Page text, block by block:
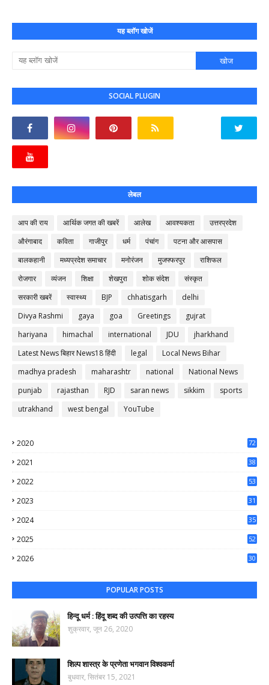
यह ब्लॉग खोजें
SOCIAL PLUGIN
लेबल
आप की राय आर्थिक जगत की खबरें आलेख आवश्यकता
उत्तरप्रदेश
औरंगाबाद
कविता गाजीपुर धर्म पंचांग
पटना और आसपास
बालकहानी
मध्यप्रदेश समाचार मनोरंजन मुजफ्फरपुर
राशिफल
रोजगार
व्यंजन शिक्षा शेखपुरा शोक संदेश
संस्कृत
सरकारी खबरें
स्वास्थ्य BJP chhatisgarh
delhi
Divya Rashmi
gaya goa Greetings
gujrat
hariyana
himachal international JDU
jharkhand
Latest News बिहार News18 हिंदी
legal
Local News Bihar
madhya pradesh
maharashtr national
National News
punjab
rajasthan RJD saran news sikkim
sports
utrakhand
west bengal YouTube
2020
72
2021
38
2022
53
2023
31
2024
35
2025
52
2026
30
POPULAR POSTS
हिन्दू धर्म : हिंदू शब्द की उत्पत्ति का रहस्य
शुक्रवार, जून 26, 2020
शिल्प शास्त्र के प्रणेता भगवान विश्वकर्मा
बुधवार, सितंबर 15, 2021